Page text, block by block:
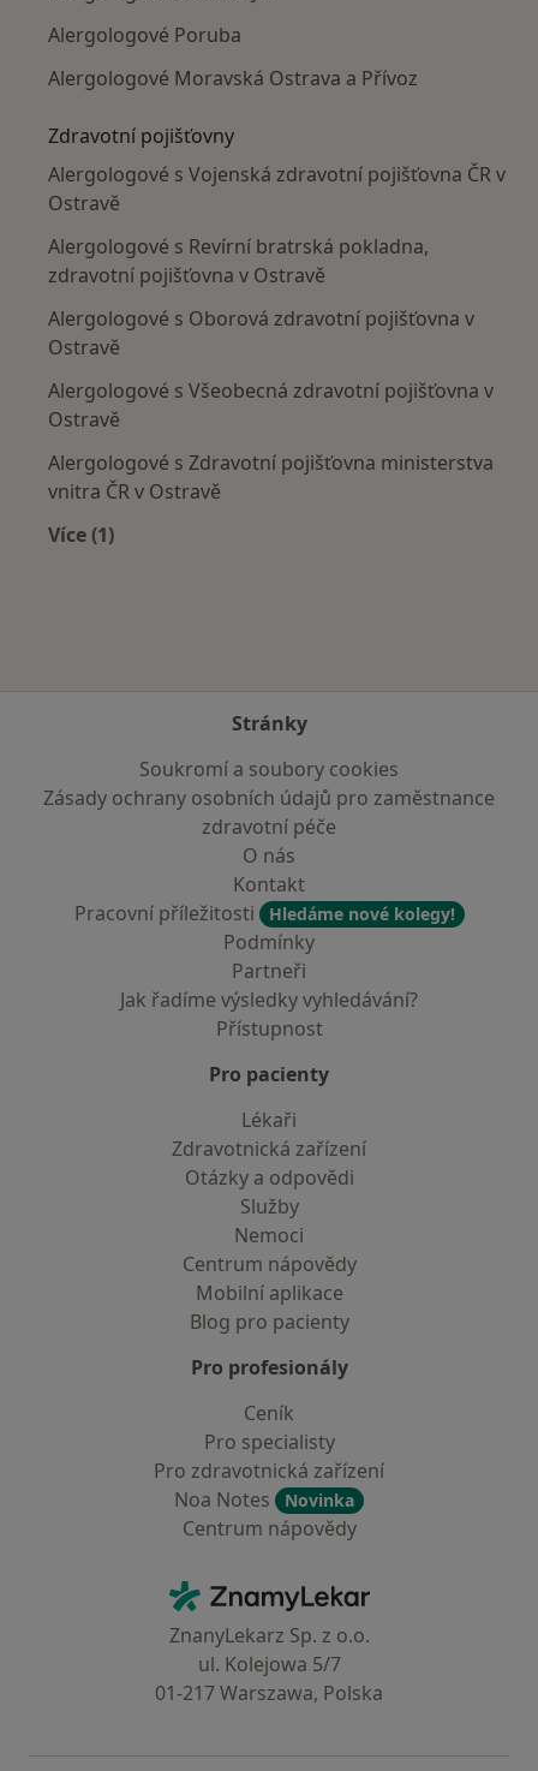
Alergologové Poruba
Alergologové Moravská Ostrava a Přívoz
Zdravotní pojišťovny
Alergologové s Vojenská zdravotní pojišťovna ČR v
Ostravě
Alergologové s Revírní bratrská pokladna,
zdravotní pojišťovna v Ostravě
Alergologové s Oborová zdravotní pojišťovna v
Ostravě
Alergologové s Všeobecná zdravotní pojišťovna v
Ostravě
Alergologové s Zdravotní pojišťovna ministerstva
vnitra ČR v Ostravě
Více (1)
Stránky
Soukromí a soubory cookies
Zásady ochrany osobních údajů pro zaměstnance
zdravotní péče
O nás
Kontakt
Pracovní příležitosti
Hledáme nové kolegy!
Podmínky
Partneři
Jak řadíme výsledky vyhledávání?
Přístupnost
Pro pacienty
Lékaři
Zdravotnická zařízení
Otázky a odpovědi
Služby
Nemoci
Centrum nápovědy
Mobilní aplikace
Blog pro pacienty
Pro profesionály
Ceník
Pro specialisty
Pro zdravotnická zařízení
Noa Notes
Novinka
Centrum nápovědy
ZnamyLekar - Hlavní stránka
ZnanyLekarz Sp. z o.o.
ul. Kolejowa 5/7
01-217 Warszawa, Polska